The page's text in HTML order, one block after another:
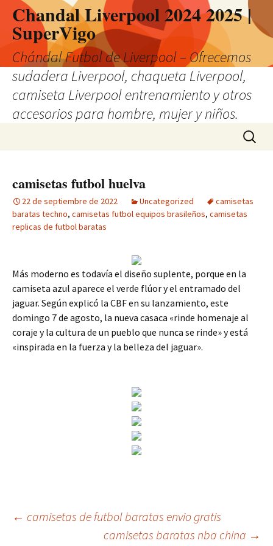
Chandal Liverpool 2024 2025 |
SuperVigo
Chándal Futbol de Liverpool – Ofrecemos
sudadera Liverpool, chaqueta Liverpool,
camiseta Liverpool entrenamiento y otros
accesorios para hombre, mujer y niños.
Buscar:
camisetas futbol huelva
22 de septiembre de 2022 Uncategorized
camisetas
baratas techno, camisetas futbol equipos brasileños, camisetas
replicas de futbol baratas
Más moderno es todavía el diseño suplente, porque en la
camiseta azul aparece el verde flúor y el entramado del
jaguar. Según explicó la CBF en su lanzamiento, este
domingo 7 de agosto, la nueva casaca «rinde homenaje al
coraje y la cultura de un pueblo que nunca se rinde» y está
«inspirada en la fuerza y la belleza del jaguar».
Navegación
← camisetas de futbol baratas envio gratis
camisetas baratas nba china →